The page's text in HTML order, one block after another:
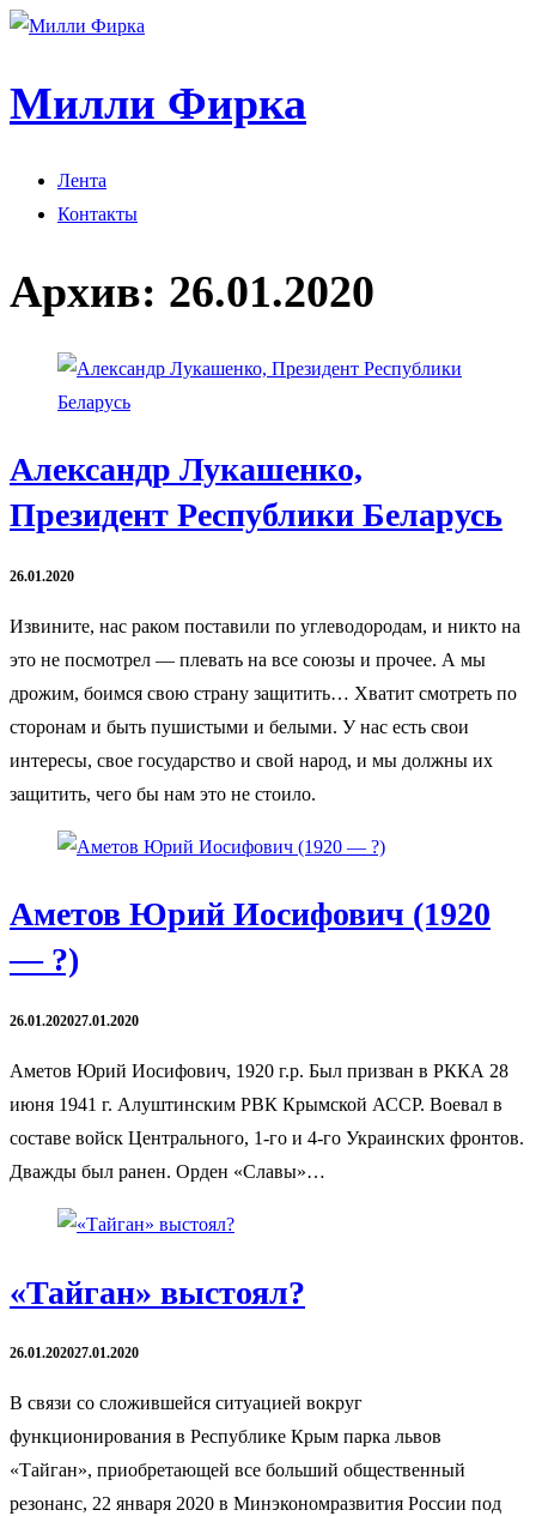
Милли Фирка
Лента
Контакты
Архив: 26.01.2020
Александр Лукашенко,
Президент Республики Беларусь
26.01.2020
Извините, нас раком поставили по углеводородам, и никто на
это не посмотрел — плевать на все союзы и прочее. А мы
дрожим, боимся свою страну защитить… Хватит смотреть по
сторонам и быть пушистыми и белыми. У нас есть свои
интересы, свое государство и свой народ, и мы должны их
защитить, чего бы нам это не стоило.
Аметов Юрий Иосифович (1920
— ?)
26.01.202027.01.2020
Аметов Юрий Иосифович, 1920 г.р. Был призван в РККА 28
июня 1941 г. Алуштинским РВК Крымской АССР. Воевал в
составе войск Центрального, 1-го и 4-го Украинских фронтов.
Дважды был ранен. Орден «Славы»…
«Тайган» выстоял?
26.01.202027.01.2020
В связи со сложившейся ситуацией вокруг
функционирования в Республике Крым парка львов
«Тайган», приобретающей все больший общественный
резонанс, 22 января 2020 в Минэкономразвития России под